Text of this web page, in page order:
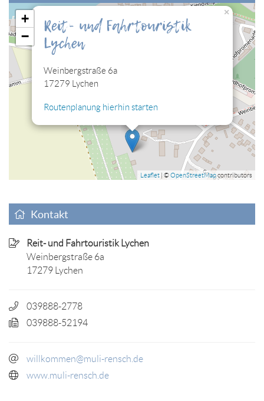
Sie müssen die Cookies der Kategorie "Personalisierung"
zulassen, damit Sie die hier eingebettete Lagekarte sehen
können.
Cookies jetzt bearbeiten
Reit- und Fahrtouristik
Lychen
Weinbergstraße 6a
17279 Lychen
Routenplanung hierhin starten
×
+
−
Leaflet | ©OpenStreetMapcontributors
Kontakt
Reit- und Fahrtouristik Lychen
Weinbergstraße 6a
17279 Lychen
039888-2778
039888-52194
willkommen@muli-rensch.de
www.muli-rensch.de